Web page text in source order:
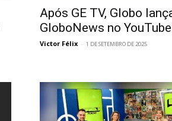
Após GE TV, Globo
GloboNews no YouTube
Victor Félix - 1 DE SETEMBRO DE 2025